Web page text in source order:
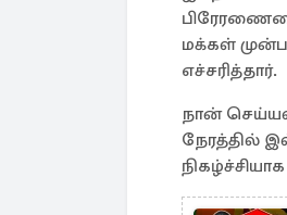
மக்கள்
எச்சரித்தார்.
நான்
நேரத்தில்